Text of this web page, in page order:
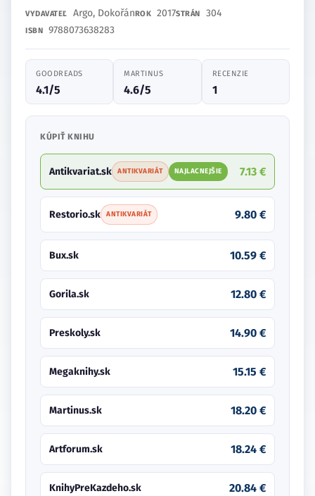
VYDAVATEĽ Argo, DokořánROK 2017STRÁN 304
ISBN 9788073638283
GOODREADS
4.1/5
MARTINUS
4.6/5
RECENZIE
1
KÚPIŤ KNIHU
Antikvariat.sk ANTIKVARIÁT NAJLACNEJŠIE 7.13 €
Restorio.sk ANTIKVARIÁT 9.80 €
Bux.sk 10.59 €
Gorila.sk 12.80 €
Preskoly.sk 14.90 €
Megaknihy.sk 15.15 €
Martinus.sk 18.20 €
Artforum.sk 18.24 €
KnihyPreKazdeho.sk 20.84 €